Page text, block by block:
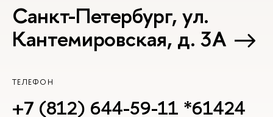
Санкт-Петербург, ул.
Кантемировская, д. 3А
ТЕЛЕФОН
+7 (812) 644-59-11 *61424